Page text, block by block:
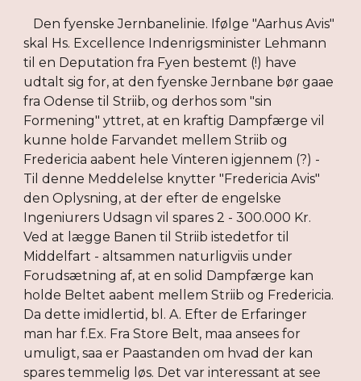
Den fyenske Jernbanelinie. Ifølge "Aarhus Avis"
skal Hs. Excellence Indenrigsminister Lehmann
til en Deputation fra Fyen bestemt (!) have
udtalt sig for, at den fyenske Jernbane bør gaae
fra Odense til Striib, og derhos som "sin
Formening" yttret, at en kraftig Dampfærge vil
kunne holde Farvandet mellem Striib og
Fredericia aabent hele Vinteren igjennem (?) -
Til denne Meddelelse knytter "Fredericia Avis"
den Oplysning, at der efter de engelske
Ingeniurers Udsagn vil spares 2 - 300.000 Kr.
Ved at lægge Banen til Striib istedetfor til
Middelfart - altsammen naturligviis under
Forudsætning af, at en solid Dampfærge kan
holde Beltet aabent mellem Striib og Fredericia.
Da dette imidlertid, bl. A. Efter de Erfaringer
man har f.Ex. Fra Store Belt, maa ansees for
umuligt, saa er Paastanden om hvad der kan
spares temmelig løs. Det var interessant at see